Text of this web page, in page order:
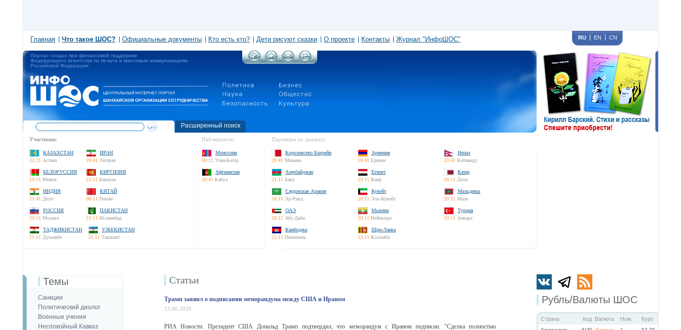
Главная Что такое ШОС? Официальные документы Кто есть кто? Дети рисуют сказки О проекте Контакты Журнал "ИнфоШОС" RU EN CN
Портал создан при финансовой поддержке
Федерального агентства по печати и массовым коммуникациям
Российской Федерации
Расширенный поиск
Участники:
КАЗАХСТАН
22:11 Астана
ИРАН
20:41 Тегеран
БЕЛОРУССИЯ
19:11 Минск
КИРГИЗИЯ
22:11 Бишкек
ИНДИЯ
21:41 Дели
КИТАЙ
00:11 Пекин
РОССИЯ
20:11 Москва
ПАКИСТАН
21:11 Исламабад
ТАДЖИКИСТАН
21:11 Душанбе
УЗБЕКИСТАН
21:11 Ташкент
Наблюдатели:
Монголия
00:11 Улан-Батор
Афганистан
20:41 Кабул
Партнеры по диалогу:
Королевство Бахрейн
20:41 Манама
Армения
20:41 Ереван
Непал
20:41 Катманду
Азербайджан
21:11 Баку
Египет
19:11 Каир
Катар
20:11 Доха
Саудовская Аравия
20:11 Эр-Рияд
Кувейт
20:11 Эль-Кувейт
Мальдивы
20:11 Мале
ОАЭ
20:11 Абу-Даби
Мьянма
20:11 Нейпьидо
Турция
19:11 Анкара
Камбоджа
23:11 Пномпень
Шри-Ланка
23:11 Коломбо
Рубль/Валюты ШОС
Страна Код Валюта Ном. Курс
Темы
Санкции
Политический диалог
Военные учения
Неспокойный Кавказ
Статьи
Трамп заявил о подписании меморандума между США и Ираном
15.06.2026
РИА Новости. Президент США Дональд Трамп подтвердил, что меморандум с Ираном подписан. "Сделка полностью